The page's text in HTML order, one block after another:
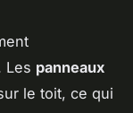
Les panneaux
le toit, ce qui